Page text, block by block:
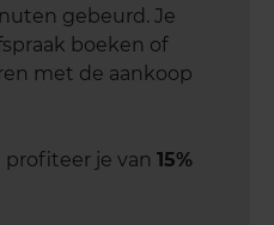
gebeurd. Je
boeken of
met de aankoop
profiteer je van 15%